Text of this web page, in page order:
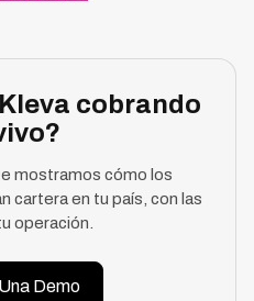
cobrando
mostramos cómo los
cartera en tu país, con las
operación.
Demo